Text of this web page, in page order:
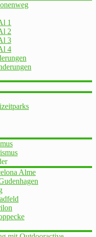
1
2
3
4
Alme